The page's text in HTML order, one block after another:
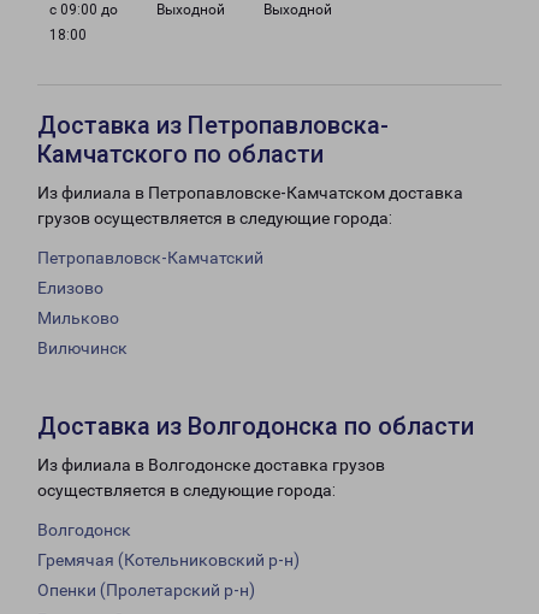
с 09:00 до
18:00
Выходной Выходной
Доставка из Петропавловска-
Камчатского по области
Из филиала в Петропавловске-Камчатском доставка
грузов осуществляется в следующие города:
Петропавловск-Камчатский
Елизово
Мильково
Вилючинск
Доставка из Волгодонска по области
Из филиала в Волгодонске доставка грузов
осуществляется в следующие города:
Волгодонск
Гремячая (Котельниковский р-н)
Опенки (Пролетарский р-н)